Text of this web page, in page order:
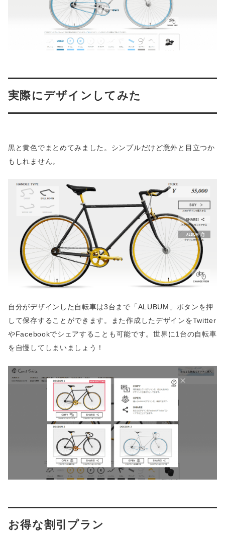
実際にデザインしてみた
黒と黄色でまとめてみました。シンプルだけど意外と目立つか
もしれません。
自分がデザインした自転車は3台まで「ALUBUM」ボタンを押
して保存することができます。また作成したデザインをTwitter
やFacebookでシェアすることも可能です。世界に1台の自転車
を自慢してしまいましょう！
お得な割引プラン